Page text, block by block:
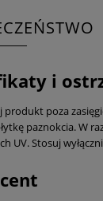
i
produkt poza
paznokcia. W
UV. Stosuj